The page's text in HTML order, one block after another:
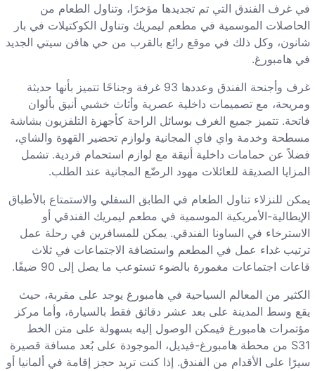
في غرف الفندق التي تم تجديدها مؤخرًا، وتناول الطعام من
الحاصلات الموسمية في مطعم ليمريك وتناول الكوكتيلات في بار
شانون، وكل ذلك في موقع رائع بالقرب من حي هافن سيتي الجديد
في هامبورغ.
غرف وأجنحة الفندق وعددها 93 غرفة وجناحًا تتميز بأنها حديثة
ومريحة، مع تصميمات داخلية عصرية وأثاث خشبي أنيق بألوان
فاتحة. تتميز جميع الغرف بوسائل الراحة كأجهزة التلفزيون بشاشة
مسطحة وخدمة واي فاي المجانية ولوازم تحضير القهوة والشاي،
فضلاً عن حمامات داخلية أنيقة مع لوازم استحمام فردية. تشمل
المزايا الصديقة للعائلات مهود الرضّع المجانية عند الطلب.
يمكن للنزلاء تناول الطعام في الطابق السفلي والاستمتاع بالأطباق
الإيطالية-الأمريكية الموسمية في مطعم ليمريك الفندقي أو
الاسترخاء في الساونا الفندقي. يمكن للمسافرين في رحلة عمل
ترتيب غداء عمل في المطعم واستضافة الاجتماعات في ثلاث
قاعات اجتماعات مغمورة بالضوء تستوعب ما يصل إلى 90 ضيفًا.
الكثير من المعالم السياحية في هامبورغ يوجد على مقربة، حيث
يقع وسط المدينة على بعد عشر دقائق فقط بالسيارة، وأما مركز
مؤتمرات هامبورغ فيمكن الوصول إليه بسهولة على متن الخط
S31 من محطة هامبورغ-فيديل، الموجودة على بُعد مسافة قصيرة
سيرًا على الأقدام من الفندق. إذا كنت تريد حجز إقامة في ألمانيا أو